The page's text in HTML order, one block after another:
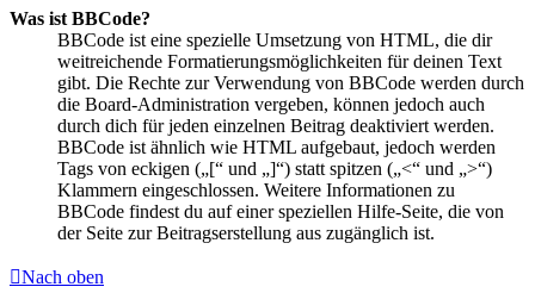
Was ist BBCode?
BBCode ist eine spezielle Umsetzung von HTML, die dir
weitreichende Formatierungsmöglichkeiten für deinen Text
gibt. Die Rechte zur Verwendung von BBCode werden durch
die Board-Administration vergeben, können jedoch auch
durch dich für jeden einzelnen Beitrag deaktiviert werden.
BBCode ist ähnlich wie HTML aufgebaut, jedoch werden
Tags von eckigen („[“ und „]“) statt spitzen („<“ und „>“)
Klammern eingeschlossen. Weitere Informationen zu
BBCode findest du auf einer speziellen Hilfe-Seite, die von
der Seite zur Beitragserstellung aus zugänglich ist.
Nach oben